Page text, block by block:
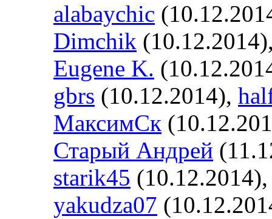
alabaychic
Dimchik
Eugene K.
gbrs (10.12.2014),
МаксимСк
Старый Андрей
starik45
yakudza07